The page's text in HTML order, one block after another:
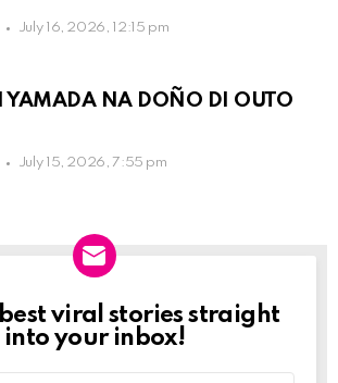
July 16, 2026, 12:15 pm
YAMADA NA DOÑO DI OUTO
July 15, 2026, 7:55 pm
viral stories straight
into your inbox!